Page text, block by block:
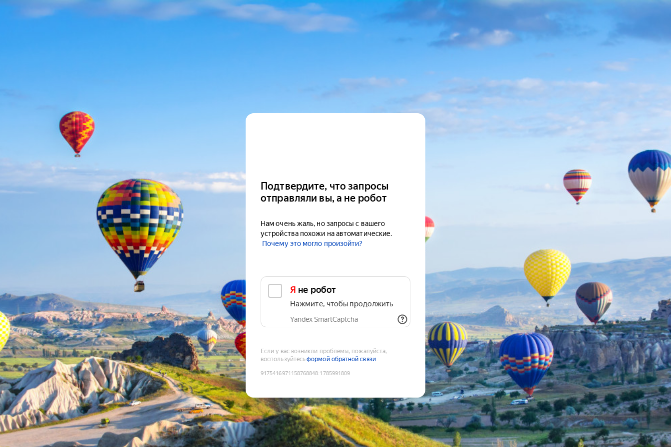
Подтвердите, что запросы
отправляли вы, а не робот
Нам очень жаль, но запросы с вашего
устройства похожи на автоматические.
Почему это могло произойти?
Я не робот
Нажмите, чтобы продолжить
Yandex SmartCaptcha
Если у вас возникли проблемы, пожалуйста,
воспользуйтесьформой обратной связи
9175416971158768848:1785991809